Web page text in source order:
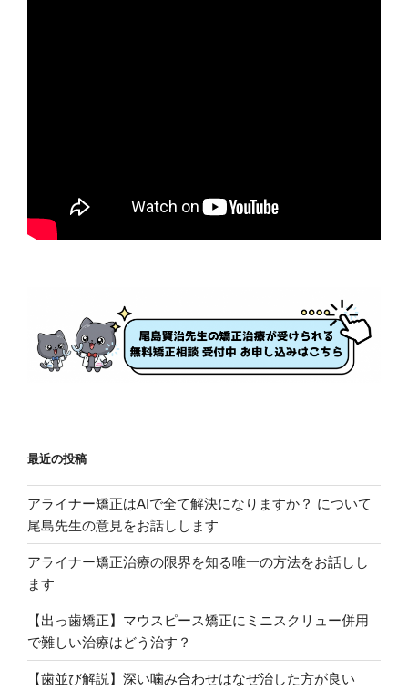
最近の投稿
アライナー矯正はAIで全て解決になりますか？ について
尾島先生の意見をお話しします
アライナー矯正治療の限界を知る唯一の方法をお話しし
ます
【出っ歯矯正】マウスピース矯正にミニスクリュー併用
で難しい治療はどう治す？
【歯並び解説】深い噛み合わせはなぜ治した方が良い